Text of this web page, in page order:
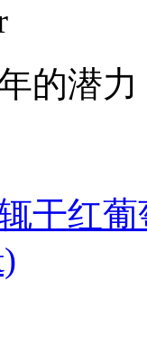
的潜力
干红葡